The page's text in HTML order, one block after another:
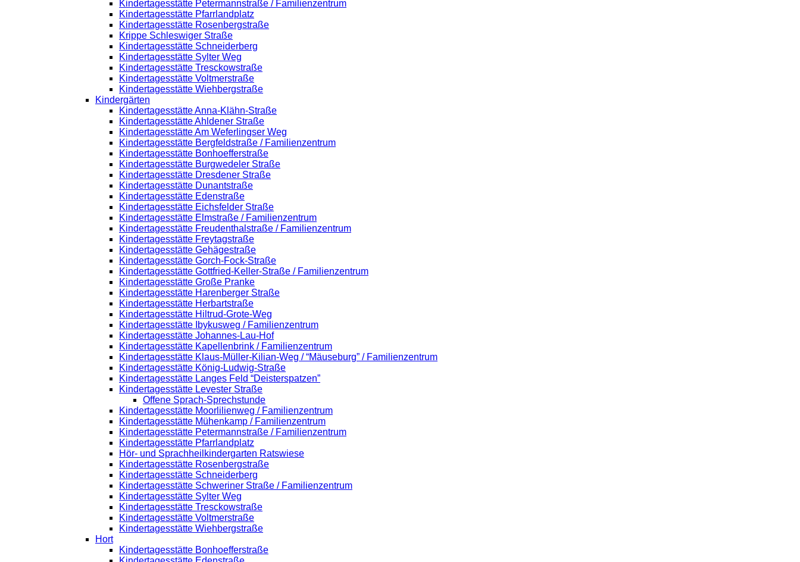
Kindertagesstätte Petermannstraße / Familienzentrum
Kindertagesstätte Pfarrlandplatz
Kindertagesstätte Rosenbergstraße
Krippe Schleswiger Straße
Kindertagesstätte Schneiderberg
Kindertagesstätte Sylter Weg
Kindertagesstätte Tresckowstraße
Kindertagesstätte Voltmerstraße
Kindertagesstätte Wiehbergstraße
Kindergärten
Kindertagesstätte Anna-Klähn-Straße
Kindertagesstätte Ahldener Straße
Kindertagesstätte Am Weferlingser Weg
Kindertagesstätte Bergfeldstraße / Familienzentrum
Kindertagesstätte Bonhoefferstraße
Kindertagesstätte Burgwedeler Straße
Kindertagesstätte Dresdener Straße
Kindertagesstätte Dunantstraße
Kindertagesstätte Edenstraße
Kindertagesstätte Eichsfelder Straße
Kindertagesstätte Elmstraße / Familienzentrum
Kindertagesstätte Freudenthalstraße / Familienzentrum
Kindertagesstätte Freytagstraße
Kindertagesstätte Gehägestraße
Kindertagesstätte Gorch-Fock-Straße
Kindertagesstätte Gottfried-Keller-Straße / Familienzentrum
Kindertagesstätte Große Pranke
Kindertagesstätte Harenberger Straße
Kindertagesstätte Herbartstraße
Kindertagesstätte Hiltrud-Grote-Weg
Kindertagesstätte Ibykusweg / Familienzentrum
Kindertagesstätte Johannes-Lau-Hof
Kindertagesstätte Kapellenbrink / Familienzentrum
Kindertagesstätte Klaus-Müller-Kilian-Weg / “Mäuseburg” / Familienzentrum
Kindertagesstätte König-Ludwig-Straße
Kindertagesstätte Langes Feld “Deisterspatzen”
Kindertagesstätte Levester Straße
Offene Sprach-Sprechstunde
Kindertagesstätte Moorlilienweg / Familienzentrum
Kindertagesstätte Mühenkamp / Familienzentrum
Kindertagesstätte Petermannstraße / Familienzentrum
Kindertagesstätte Pfarrlandplatz
Hör- und Sprachheilkindergarten Ratswiese
Kindertagesstätte Rosenbergstraße
Kindertagesstätte Schneiderberg
Kindertagesstätte Schweriner Straße / Familienzentrum
Kindertagesstätte Sylter Weg
Kindertagesstätte Tresckowstraße
Kindertagesstätte Voltmerstraße
Kindertagesstätte Wiehbergstraße
Hort
Kindertagesstätte Bonhoefferstraße